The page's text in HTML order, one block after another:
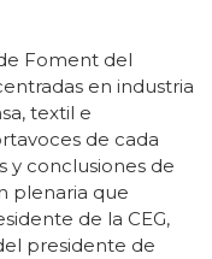
Foment del
en industria
textil e
de cada
y conclusiones de
plenaria que
de la CEG,
presidente de